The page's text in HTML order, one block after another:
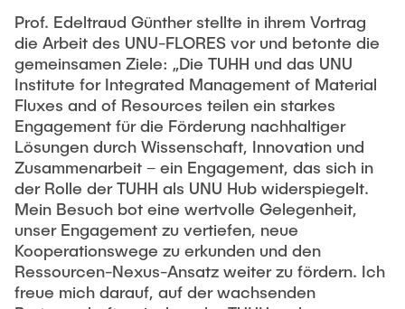
Prof. Edeltraud Günther stellte in ihrem Vortrag
die Arbeit des UNU-FLORES vor und betonte die
gemeinsamen Ziele: „Die TUHH und das UNU
Institute for Integrated Management of Material
Fluxes and of Resources teilen ein starkes
Engagement für die Förderung nachhaltiger
Lösungen durch Wissenschaft, Innovation und
Zusammenarbeit – ein Engagement, das sich in
der Rolle der TUHH als UNU Hub widerspiegelt.
Mein Besuch bot eine wertvolle Gelegenheit,
unser Engagement zu vertiefen, neue
Kooperationswege zu erkunden und den
Ressourcen-Nexus-Ansatz weiter zu fördern. Ich
freue mich darauf, auf der wachsenden